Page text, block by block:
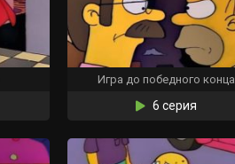
Игра до победного конца
6 серия